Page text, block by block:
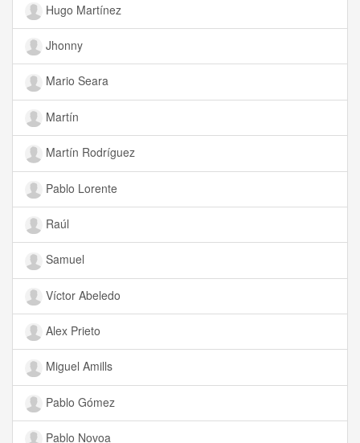
Hugo Martínez
Jhonny
Mario Seara
Martín
Martín Rodríguez
Pablo Lorente
Raúl
Samuel
Víctor Abeledo
Alex Prieto
Miguel Amills
Pablo Gómez
Pablo Novoa